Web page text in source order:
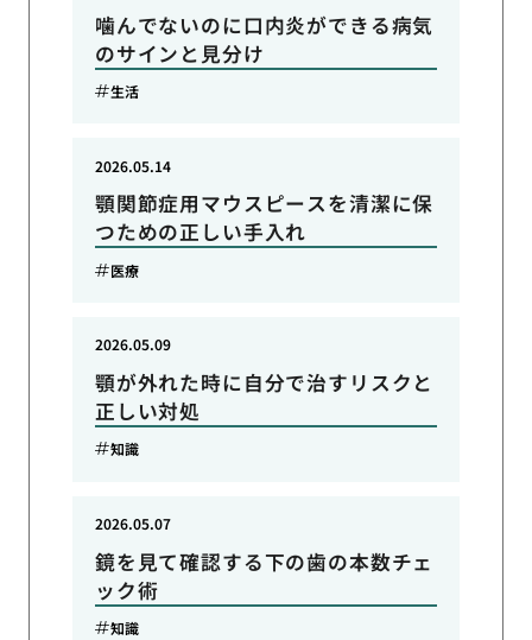
噛んでないのに口内炎ができる病気
のサインと見分け
生活
顎関節症用マウスピースを清潔に保
つための正しい手入れ
2026.05.14
医療
顎が外れた時に自分で治すリスクと
正しい対処
2026.05.09
知識
鏡を見て確認する下の歯の本数チェ
ック術
2026.05.07
知識